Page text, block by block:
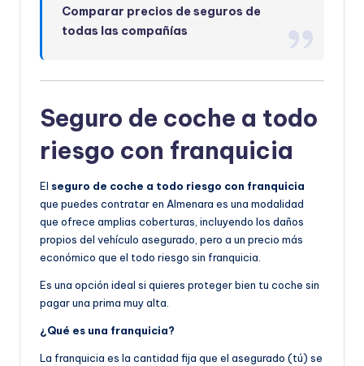
Comparar precios de seguros de
todas las compañías
Seguro de coche a todo
riesgo con franquicia
El seguro de coche a todo riesgo con franquicia
que puedes contratar en Almenara es una modalidad
que ofrece amplias coberturas, incluyendo los daños
propios del vehículo asegurado, pero a un precio más
económico que el todo riesgo sin franquicia.
Es una opción ideal si quieres proteger bien tu coche sin
pagar una prima muy alta.
¿Qué es una franquicia?
La franquicia es la cantidad fija que el asegurado (tú) se